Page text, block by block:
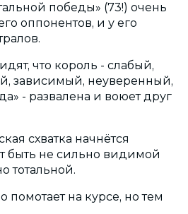
победы» (73!) очень
оппонентов, и у его
что король - слабый,
зависимый, неуверенный,
- развалена и воюет друг
схватка начнётся
быть не сильно видимой
тотальной.
помотает на курсе, но тем